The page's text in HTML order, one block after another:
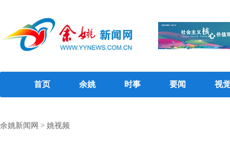
首页 余姚 时事 要闻 视
余姚新闻网 > 姚视频